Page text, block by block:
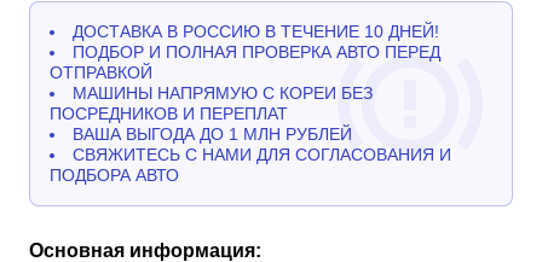
ДОСТАВКА В РОССИЮ В ТЕЧЕНИЕ 10 ДНЕЙ!
ПОДБОР И ПОЛНАЯ ПРОВЕРКА АВТО ПЕРЕД
ОТПРАВКОЙ
МАШИНЫ НАПРЯМУЮ С КОРЕИ БЕЗ
ПОСРЕДНИКОВ И ПЕРЕПЛАТ
ВАША ВЫГОДА ДО 1 МЛН РУБЛЕЙ
СВЯЖИТЕСЬ С НАМИ ДЛЯ СОГЛАСОВАНИЯ И
ПОДБОРА АВТО
Основная информация: